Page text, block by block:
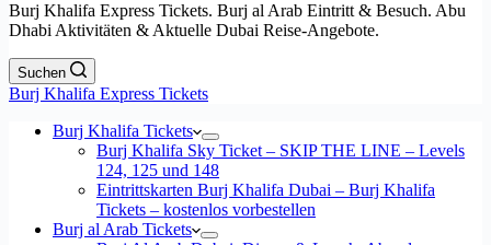
Burj Khalifa Express Tickets. Burj al Arab Eintritt & Besuch. Abu
Dhabi Aktivitäten & Aktuelle Dubai Reise-Angebote.
Suchen
Burj Khalifa Express Tickets
Burj Khalifa Tickets
Burj Khalifa Sky Ticket – SKIP THE LINE – Levels
124, 125 und 148
Eintrittskarten Burj Khalifa Dubai – Burj Khalifa
Tickets – kostenlos vorbestellen
Burj al Arab Tickets